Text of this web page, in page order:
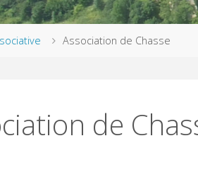
Association de Chasse
de